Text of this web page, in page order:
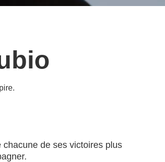
de ses victoires plus